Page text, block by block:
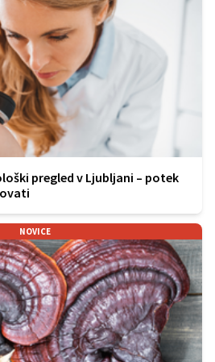
pregled v Ljubljani – potek
NOVICE